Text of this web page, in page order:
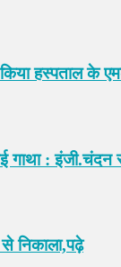
हस्पताल के
गाथा : इंजी.चंदन
निकाला,पढ़े